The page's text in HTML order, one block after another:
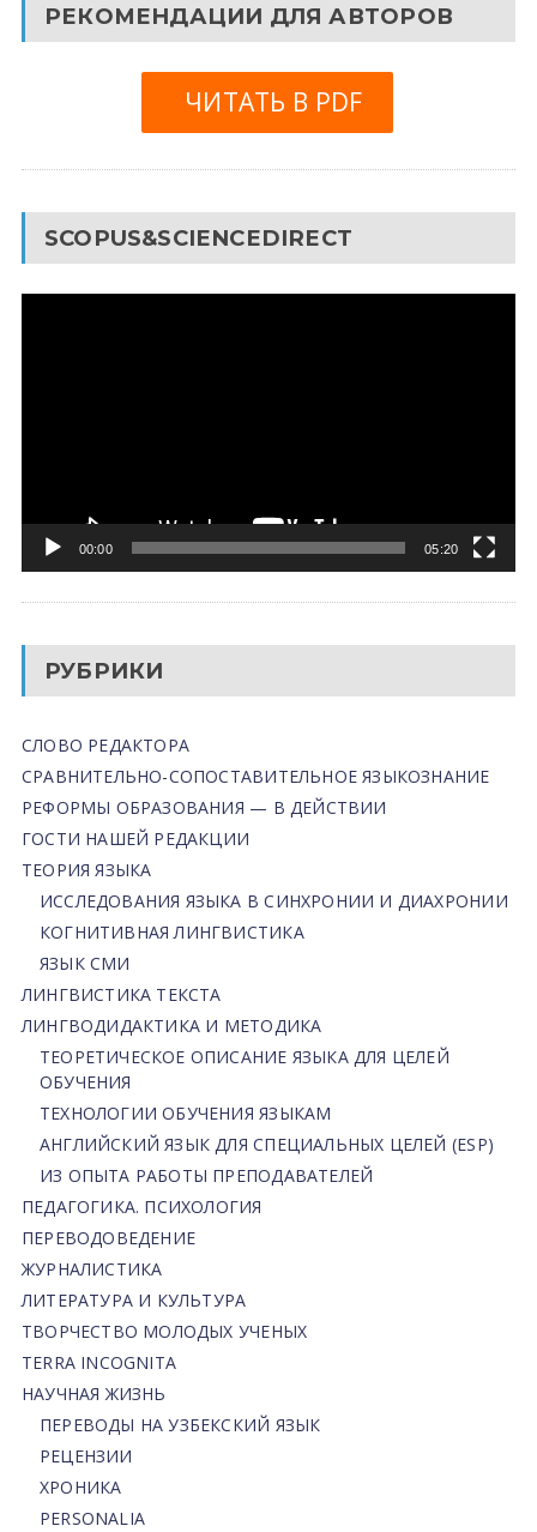
РЕКОМЕНДАЦИИ ДЛЯ АВТОРОВ
ЧИТАТЬ В PDF
SCOPUS&SCIENCEDIRECT
00:00 05:20
РУБРИКИ
СЛОВО РЕДАКТОРА
СРАВНИТЕЛЬНО-СОПОСТАВИТЕЛЬНОЕ ЯЗЫКОЗНАНИЕ
РЕФОРМЫ ОБРАЗОВАНИЯ — В ДЕЙСТВИИ
ГОСТИ НАШЕЙ РЕДАКЦИИ
ТЕОРИЯ ЯЗЫКА
ИССЛЕДОВАНИЯ ЯЗЫКА В СИНХРОНИИ И ДИАХРОНИИ
КОГНИТИВНАЯ ЛИНГВИСТИКА
ЯЗЫК СМИ
ЛИНГВИСТИКА ТЕКСТА
ЛИНГВОДИДАКТИКА И МЕТОДИКА
ТЕОРЕТИЧЕСКОЕ ОПИСАНИЕ ЯЗЫКА ДЛЯ ЦЕЛЕЙ
ОБУЧЕНИЯ
ТЕХНОЛОГИИ ОБУЧЕНИЯ ЯЗЫКАМ
АНГЛИЙСКИЙ ЯЗЫК ДЛЯ СПЕЦИАЛЬНЫХ ЦЕЛЕЙ (ESP)
ИЗ ОПЫТА РАБОТЫ ПРЕПОДАВАТЕЛЕЙ
ПЕДАГОГИКА. ПСИХОЛОГИЯ
ПЕРЕВОДОВЕДЕНИЕ
ЖУРНАЛИСТИКА
ЛИТЕРАТУРА И КУЛЬТУРА
ТВОРЧЕСТВО МОЛОДЫХ УЧЕНЫХ
TERRA INCOGNITA
НАУЧНАЯ ЖИЗНЬ
ПЕРЕВОДЫ НА УЗБЕКСКИЙ ЯЗЫК
РЕЦЕНЗИИ
ХРОНИКА
PERSONALIA